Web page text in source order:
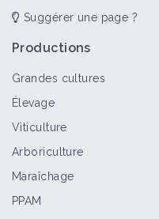
Suggérer une page ?
Productions
Grandes cultures
Élevage
Viticulture
Arboriculture
Maraîchage
PPAM